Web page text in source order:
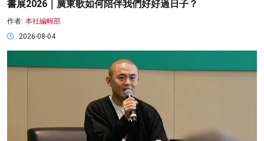
書展2026｜廣東歌如何陪伴我們好好過日子？
作者: 本社編輯部
2026-08-04